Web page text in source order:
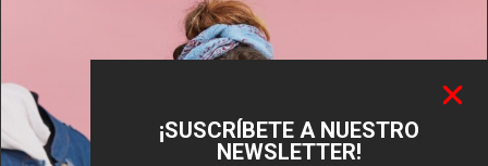
¡SUSCRÍBETE A NUESTRO
NEWSLETTER!